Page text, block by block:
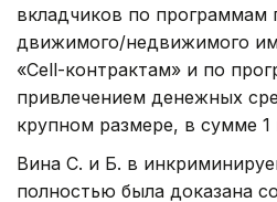
вкладчиков по программам
движимого/недвижимого
«Cell-контрактам» и по
привлечением денежных
крупном размере, в сумме
Вина С. и Б. в
полностью была доказана